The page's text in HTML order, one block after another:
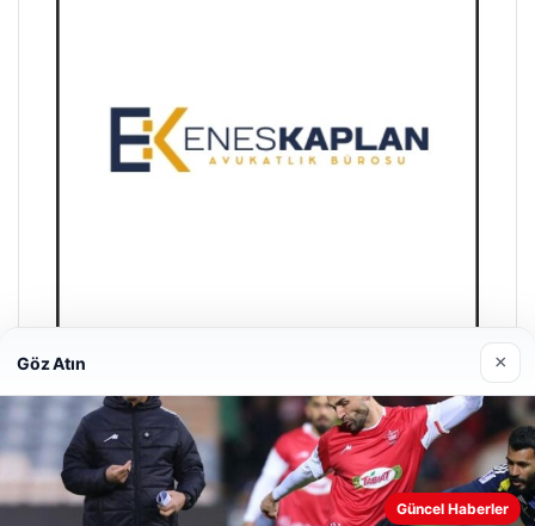
Enes Kaplan Avukatlık Bürosu
28/04/2026
Göz Atın ×
Güncel Haberler